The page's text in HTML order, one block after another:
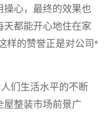
心，最终的效果也
天都能开心地住在家
样的赞誉正是对公司*
们生活水平的不断
屋整装市场前景广